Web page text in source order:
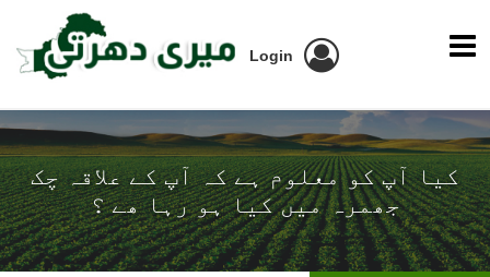
Login
کیا آپ کو معلوم ہے کہ آپ کے علاقہ چک
جھمرہ میں کیا ہو رہا ھے ؟